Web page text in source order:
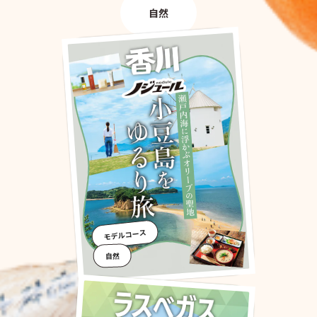
自然
モデルコース
自然